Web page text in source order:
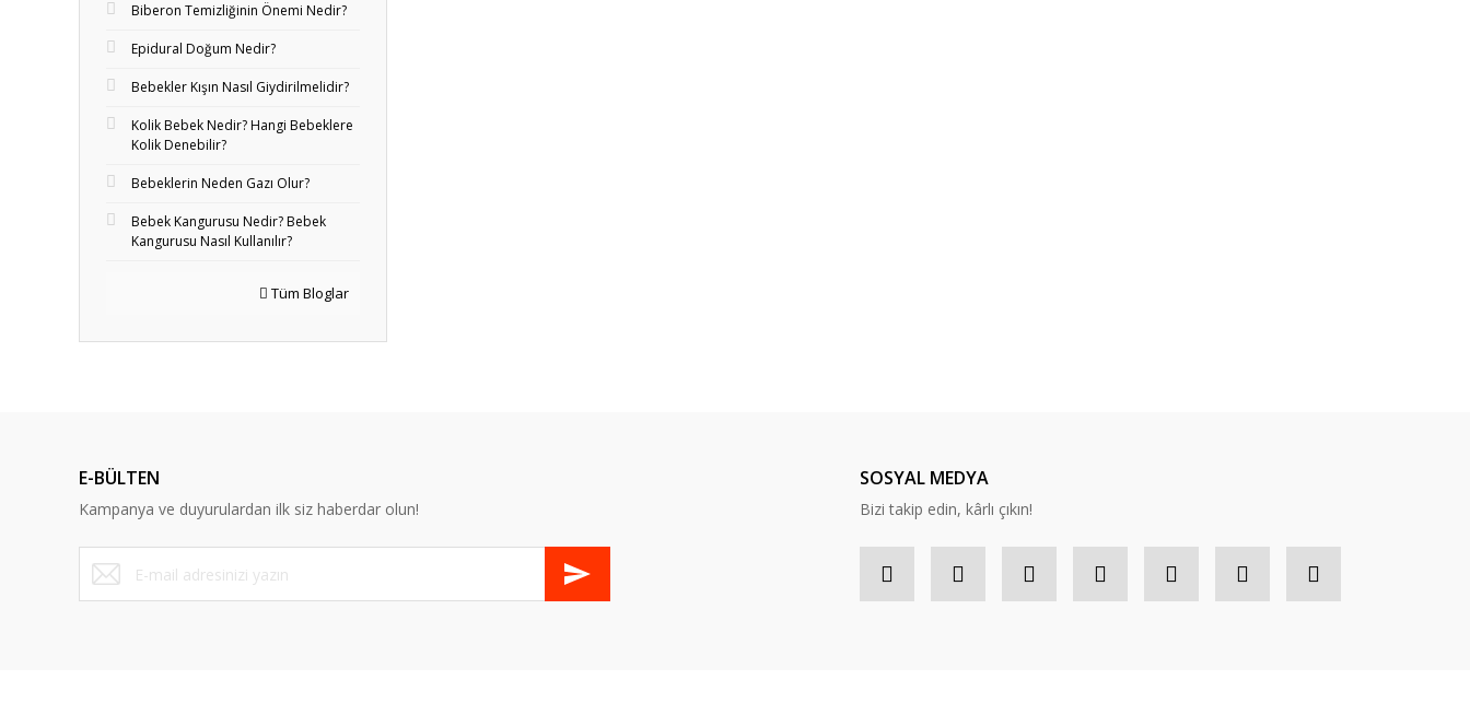
Biberon Temizliğinin Önemi Nedir?
Epidural Doğum Nedir?
Bebekler Kışın Nasıl Giydirilmelidir?
Kolik Bebek Nedir? Hangi Bebeklere
Kolik Denebilir?
Bebeklerin Neden Gazı Olur?
Bebek Kangurusu Nedir? Bebek
Kangurusu Nasıl Kullanılır?
Tüm Bloglar
E-BÜLTEN
Kampanya ve duyurulardan ilk siz haberdar olun!
SOSYAL MEDYA
Bizi takip edin, kârlı çıkın!